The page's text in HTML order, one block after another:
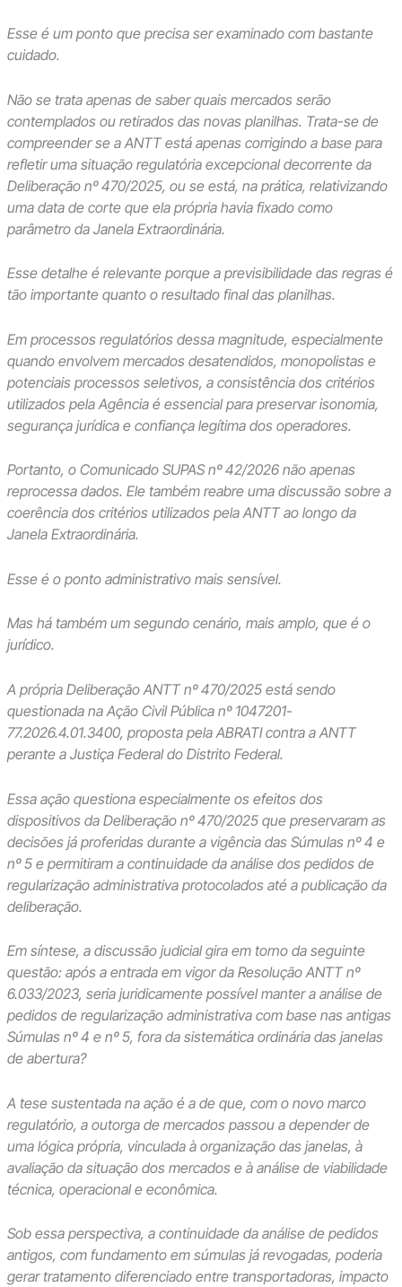
Esse é um ponto que precisa ser examinado com bastante
cuidado.
Não se trata apenas de saber quais mercados serão
contemplados ou retirados das novas planilhas. Trata-se de
compreender se a ANTT está apenas corrigindo a base para
refletir uma situação regulatória excepcional decorrente da
Deliberação nº 470/2025, ou se está, na prática, relativizando
uma data de corte que ela própria havia fixado como
parâmetro da Janela Extraordinária.
Esse detalhe é relevante porque a previsibilidade das regras é
tão importante quanto o resultado final das planilhas.
Em processos regulatórios dessa magnitude, especialmente
quando envolvem mercados desatendidos, monopolistas e
potenciais processos seletivos, a consistência dos critérios
utilizados pela Agência é essencial para preservar isonomia,
segurança jurídica e confiança legítima dos operadores.
Portanto, o Comunicado SUPAS nº 42/2026 não apenas
reprocessa dados. Ele também reabre uma discussão sobre a
coerência dos critérios utilizados pela ANTT ao longo da
Janela Extraordinária.
Esse é o ponto administrativo mais sensível.
Mas há também um segundo cenário, mais amplo, que é o
jurídico.
A própria Deliberação ANTT nº 470/2025 está sendo
questionada na Ação Civil Pública nº 1047201-
77.2026.4.01.3400, proposta pela ABRATI contra a ANTT
perante a Justiça Federal do Distrito Federal.
Essa ação questiona especialmente os efeitos dos
dispositivos da Deliberação nº 470/2025 que preservaram as
decisões já proferidas durante a vigência das Súmulas nº 4 e
nº 5 e permitiram a continuidade da análise dos pedidos de
regularização administrativa protocolados até a publicação da
deliberação.
Em síntese, a discussão judicial gira em torno da seguinte
questão: após a entrada em vigor da Resolução ANTT nº
6.033/2023, seria juridicamente possível manter a análise de
pedidos de regularização administrativa com base nas antigas
Súmulas nº 4 e nº 5, fora da sistemática ordinária das janelas
de abertura?
A tese sustentada na ação é a de que, com o novo marco
regulatório, a outorga de mercados passou a depender de
uma lógica própria, vinculada à organização das janelas, à
avaliação da situação dos mercados e à análise de viabilidade
técnica, operacional e econômica.
Sob essa perspectiva, a continuidade da análise de pedidos
antigos, com fundamento em súmulas já revogadas, poderia
gerar tratamento diferenciado entre transportadoras, impacto